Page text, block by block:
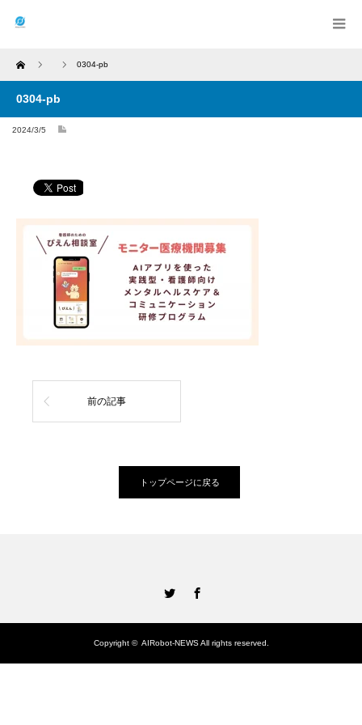
Home 0304-pb
0304-pb
2024/3/5
前の記事
トップページに戻る
Copyright © AIRobot-NEWSAll rights reserved.